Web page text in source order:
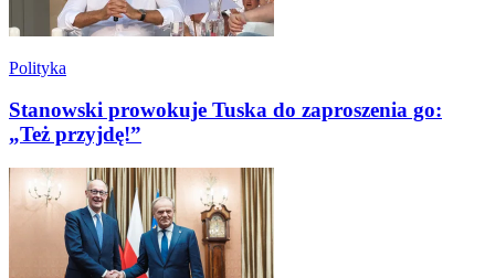
Polityka
Stanowski prowokuje Tuska do zaproszenia go:
„Też przyjdę!”